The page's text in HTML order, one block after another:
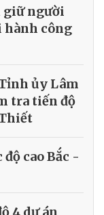
giữ người
hành công
ủy Lâm
tra tiến độ
cao Bắc -